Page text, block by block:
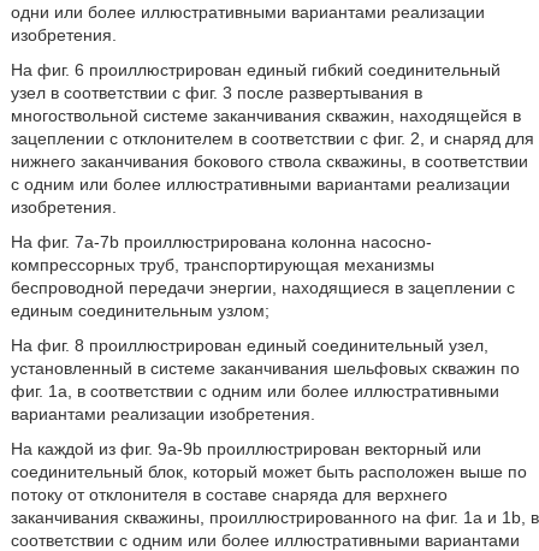
одни или более иллюстративными вариантами реализации
изобретения.
На фиг. 6 проиллюстрирован единый гибкий соединительный
узел в соответствии с фиг. 3 после развертывания в
многоствольной системе заканчивания скважин, находящейся в
зацеплении с отклонителем в соответствии с фиг. 2, и снаряд для
нижнего заканчивания бокового ствола скважины, в соответствии
с одним или более иллюстративными вариантами реализации
изобретения.
На фиг. 7a-7b проиллюстрирована колонна насосно-
компрессорных труб, транспортирующая механизмы
беспроводной передачи энергии, находящиеся в зацеплении с
единым соединительным узлом;
На фиг. 8 проиллюстрирован единый соединительный узел,
установленный в системе заканчивания шельфовых скважин по
фиг. 1а, в соответствии с одним или более иллюстративными
вариантами реализации изобретения.
На каждой из фиг. 9a-9b проиллюстрирован векторный или
соединительный блок, который может быть расположен выше по
потоку от отклонителя в составе снаряда для верхнего
заканчивания скважины, проиллюстрированного на фиг. 1a и 1b, в
соответствии с одним или более иллюстративными вариантами